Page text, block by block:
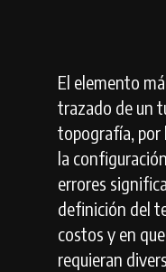
El elemento
trazado de un
topografía, por
la
errores
definición del
costos y en
requieran